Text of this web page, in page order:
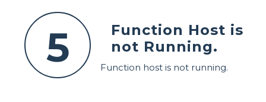
5
Function Host is
not Running.
Function host is not running.